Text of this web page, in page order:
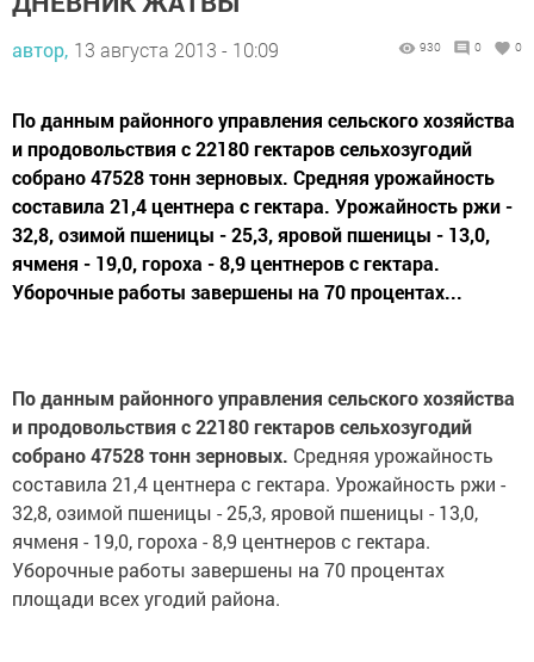
автор, 13 августа 2013 - 10:09 930 0 0
По данным районного управления сельского хозяйства
и продовольствия с 22180 гектаров сельхозугодий
собрано 47528 тонн зерновых. Средняя урожайность
составила 21,4 центнера с гектара. Урожайность ржи -
32,8, озимой пшеницы - 25,3, яровой пшеницы - 13,0,
ячменя - 19,0, гороха - 8,9 центнеров с гектара.
Уборочные работы завершены на 70 процентах...
По данным районного управления сельского хозяйства
и продовольствия с 22180 гектаров сельхозугодий
собрано 47528 тонн зерновых. Средняя урожайность
составила 21,4 центнера с гектара. Урожайность ржи -
32,8, озимой пшеницы - 25,3, яровой пшеницы - 13,0,
ячменя - 19,0, гороха - 8,9 центнеров с гектара.
Уборочные работы завершены на 70 процентах
площади всех угодий района.